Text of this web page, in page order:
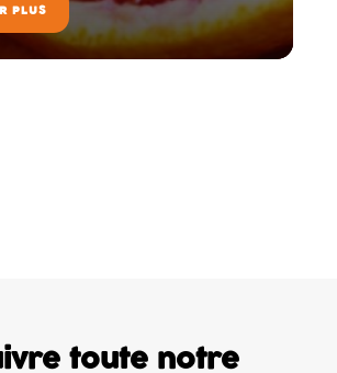
PLUS
toute notre